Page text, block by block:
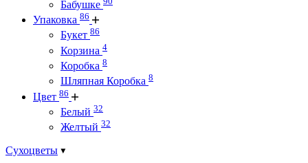
Бабушке
Упаковка 86
Букет 86
Корзина 4
Коробка 8
Шляпная Коробка 8
Цвет 86
Белый 32
Желтый 32
Сухоцветы